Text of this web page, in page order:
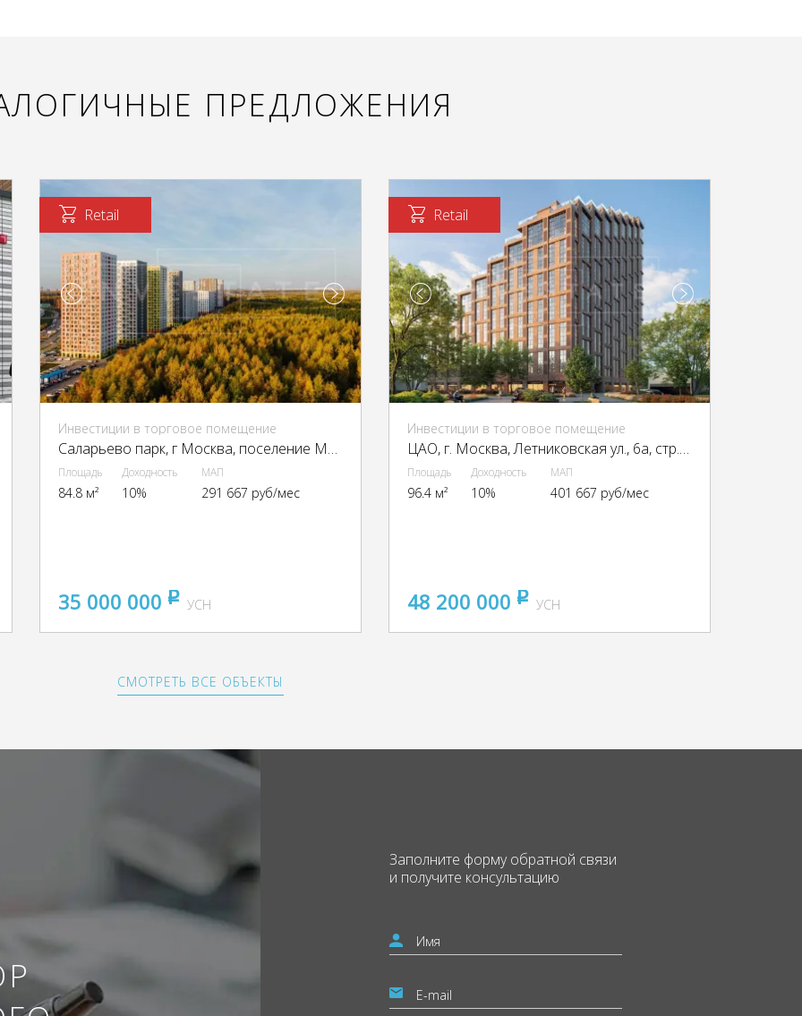
ПРЕДЛОЖЕНИЯ
Retail
Инвестиции в торговое помещение
Саларьево парк, г Москва, поселение Московский
Площадь
84.8 м²
Доходность
10%
МАП
291 667 руб/мес
35 000 000 pуб
УСН
Retail
Инвестиции в торговое помещение
ЦАО, г. Москва, Летниковская ул., 6а, стр. 1,2,3,7,10
Площадь
96.4 м²
Доходность
10%
МАП
401 667 руб/мес
48 200 000 pуб
УСН
СМОТРЕТЬ ВСЕ ОБЪЕКТЫ
Заполните формуобратной связи
и получите консультацию